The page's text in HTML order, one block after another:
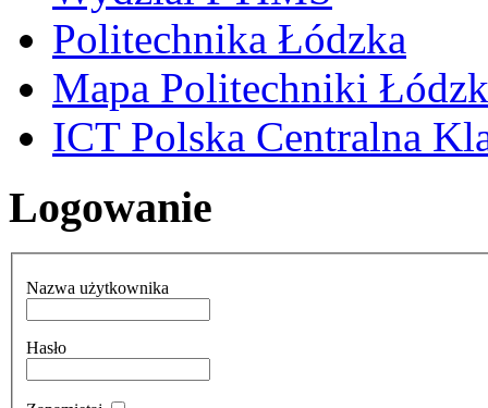
Politechnika Łódzka
Mapa Politechniki
ICT Polska Centralna
Logowanie
Nazwa użytkownika
Hasło